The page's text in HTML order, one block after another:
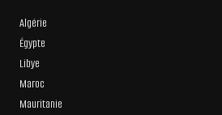
Algérie
Égypte
Libye
Maroc
Mauritanie